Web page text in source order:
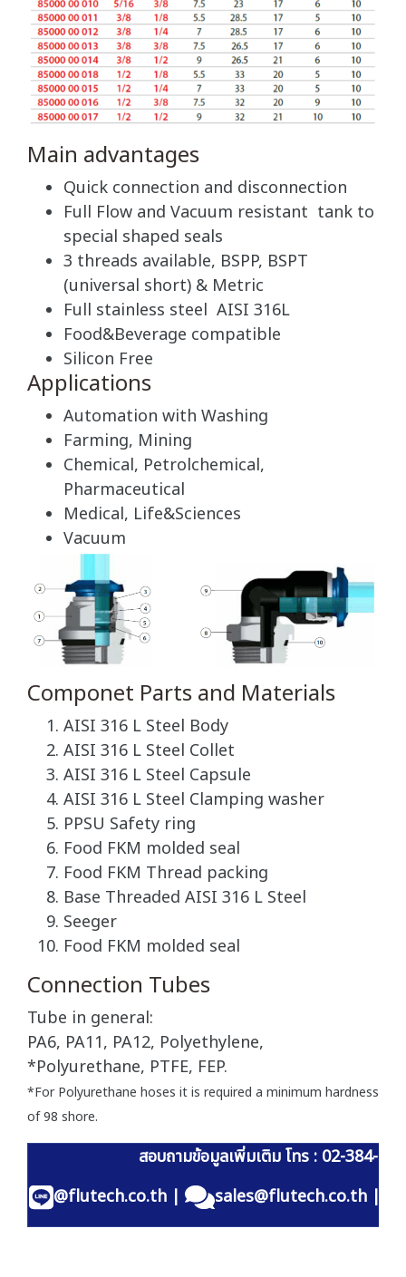
Main advantages
Quick connection and disconnection
Full Flow and Vacuum resistant tank to
special shaped seals
3 threads available, BSPP, BSPT
(universal short) & Metric
Full stainless steel AISI 316L
Food&Beverage compatible
Silicon Free
Applications
Automation with Washing
Farming, Mining
Chemical, Petrolchemical,
Pharmaceutical
Medical, Life&Sciences
Vacuum
Componet Parts and Materials
AISI 316 L Steel Body
AISI 316 L Steel Collet
AISI 316 L Steel Capsule
AISI 316 L Steel Clamping washer
PPSU Safety ring
Food FKM molded seal
Food FKM Thread packing
Base Threaded AISI 316 L Steel
Seeger
Food FKM molded seal
Connection Tubes
Tube in general:
PA6, PA11, PA12, Polyethylene,
*Polyurethane, PTFE, FEP.
*For Polyurethane hoses it is required a minimum hardness
of 98 shore.
สอบถามข้อมูลเพิ่มเติม โทร : 02-384-
@flutech.co.th| sales@flutech.co.th |